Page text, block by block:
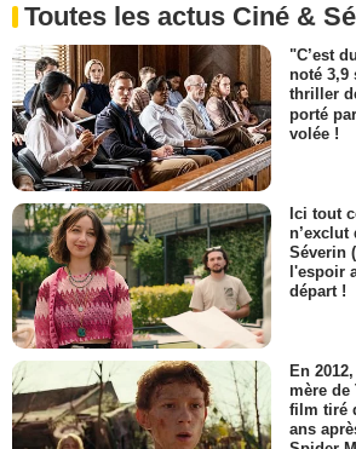
Toutes les actus Ciné &
"C’est
noté 3,9
thriller
porté
volée !
Ici tout
n’exclut
Séverin
l'espoir
départ !
En
mère de
film tiré
ans